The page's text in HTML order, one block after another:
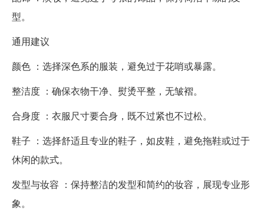
型。
通用建议
颜色 ：选择深色系的服装，避免过于花哨或暴露。
整洁度 ：确保衣物干净、熨烫平整，无皱褶。
合身度 ：衣服尺寸要合身，既不过紧也不过松。
鞋子 ：选择舒适且专业的鞋子，如皮鞋，避免拖鞋或过于
休闲的款式。
发型与妆容 ：保持整洁的发型和简约的妆容，展现专业形
象。